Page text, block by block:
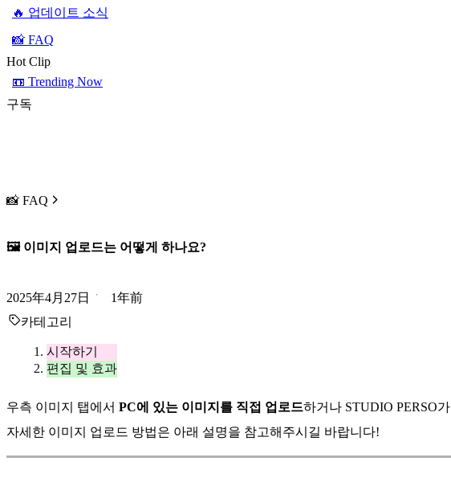
🔥 업데이트 소식
📸 FAQ
Hot Clip
📼 Trending Now
구독
📸 FAQ
🖼️ 이미지 업로드는 어떻게 하나요?
2025年4月27日
1年前
카테고리
시작하기
편집 및 효과
우측 이미지 탭에서 PC에 있는 이미지를 직접 업로드하거나 STUDIO PERSO가
자세한 이미지 업로드 방법은 아래 설명을 참고해주시길 바랍니다!